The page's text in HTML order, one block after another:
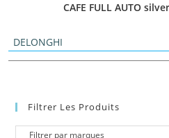
CAFE FULL AUTO
DELONGHI
Filtrer Les Produits